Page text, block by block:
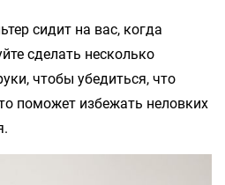
сидит на вас, когда
сделать несколько
чтобы убедиться, что
поможет избежать неловких